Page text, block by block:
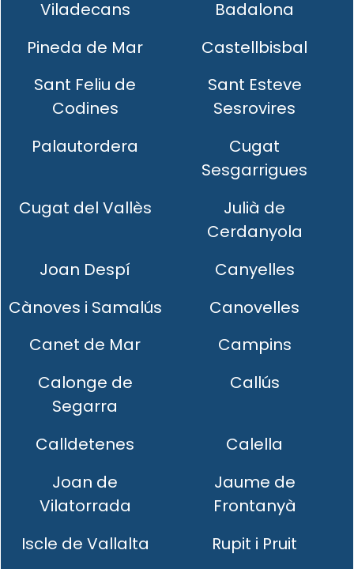
Viladecans
Badalona
Pineda de Mar
Castellbisbal
Sant Feliu de
Codines
Sant Esteve
Sesrovires
Palautordera
Cugat
Sesgarrigues
Cugat del Vallès
Julià de
Cerdanyola
Joan Despí
Canyelles
Cànoves i Samalús
Canovelles
Canet de Mar
Campins
Calonge de
Segarra
Callús
Calldetenes
Calella
Joan de
Vilatorrada
Jaume de
Frontanyà
Iscle de Vallalta
Rupit i Pruit